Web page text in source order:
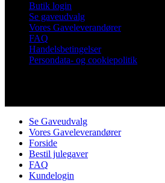
Butik login
Se gaveudvalg
Vores Gaveleverandører
FAQ
Handelsbetingelser
Persondata- og cookiepolitik
Se Gaveudvalg
Vores Gaveleverandører
Forside
Bestil julegaver
FAQ
Kundelogin